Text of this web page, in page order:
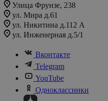
Улица Фрунзе, 238​
ул. Мира д.61
ул. Никитина д.112 А
ул. Инженерная д.5/1
Вконтакте
Telegram
YouTube
Одноклассники